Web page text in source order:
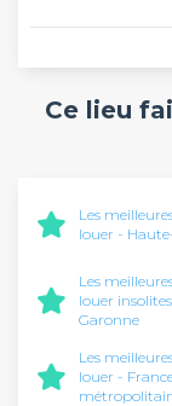
Ce lieu
Les
louer -
Les
louer
Garonne
Les
louer -